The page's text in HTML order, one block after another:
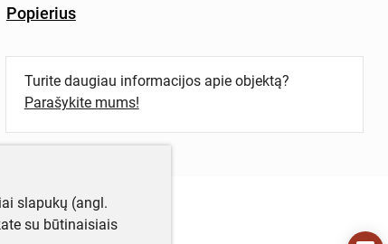
Popierius
Turite daugiau informacijos apie objektą?
Parašykite mums!
slapukų (angl.
su būtinaisiais